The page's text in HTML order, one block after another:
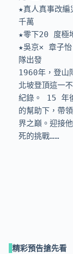
★真人真事改
千萬
★零下20 度極
★吳京✕ 章子
隊出發
1960年，登山
北坡登頂這一
紀錄。 15 年
的幫助下，帶
界之巔。迎接
精彩預告搶先看